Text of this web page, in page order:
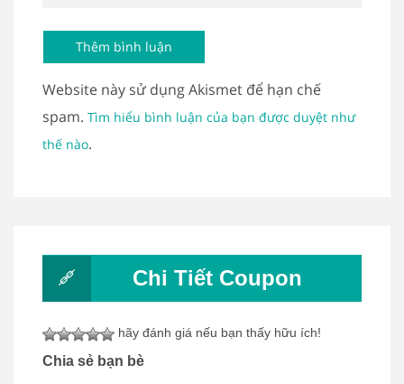
Website này sử dụng Akismet để hạn chế
spam. Tìm hiểu bình luận của bạn được duyệt như
thế nào.
Chi Tiết Coupon
hãy đánh giá nếu bạn thấy hữu ích!
Chia sẻ bạn bè